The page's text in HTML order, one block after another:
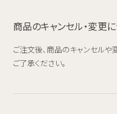
商品のキャンセル・変更
ご注文後、商品のキャンセルや
ご了承ください。